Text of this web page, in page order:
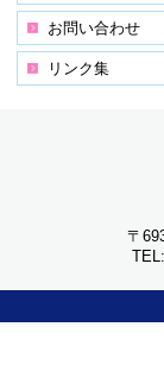
お問い合わせ
リンク集
〒